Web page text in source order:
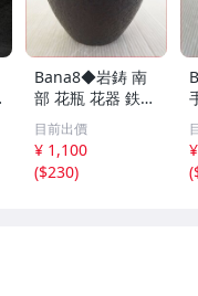
Bana8◆岩鋳 南
部 花瓶 花器 鉄瓶
鉄器 和風 飾壺 イ
ンテリア
目前出價
¥ 1,100
($230)
(